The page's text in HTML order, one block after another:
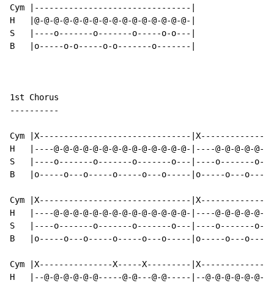
Cym |--------------------------------|
H   |@-@-@-@-@-@-@-@-@-@-@-@-@-@-@-@-|
S   |----o-------o-------o-----o-o---|
B   |o-----o-o-----o-o-------o-------|
1st Chorus
----------
Cym |X-------------------------------
H   |----@-@-@-@-@-@-@-@-@-@-@-@-@-@-|----@-@-@-@-@-@-
S   |----o-------o-------o-------o---|----o-------
B   |o-----o---o-----o-----o---o-----|o-----o---
Cym |X-------------------------------
H   |----@-@-@-@-@-@-@-@-@-@-@-@-@-@-|----@-@-@-@-@-
S   |----o-------o-------o-------o---|----o-------
B   |o-----o---o-----o-----o---o-----|o-----o---
Cym |X---------------X-----X---------
H   |--@-@-@-@-@-@-----@-@---@-@-----|--@-@-@-@-